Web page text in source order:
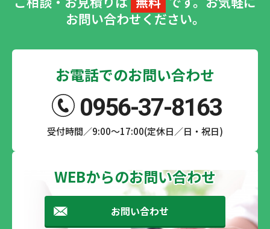
お問い合わせください。
お電話でのお問い合わせ
0956-37-8163
受付時間／9:00～17:00(定休日／日・祝日)
WEBからのお問い合わせ
お問い合わせ